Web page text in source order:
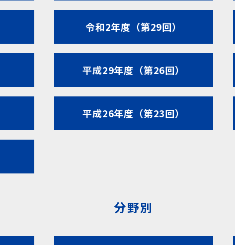
令和2年度（第29回）
平成29年度（第26回）
平成26年度（第23回）
分野別